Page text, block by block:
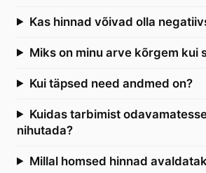
Kas hinnad võivad olla
Miks on minu arve kõrgem kui
Kui täpsed need andmed on?
Kuidas tarbimist
nihutada?
Millal homsed hinnad